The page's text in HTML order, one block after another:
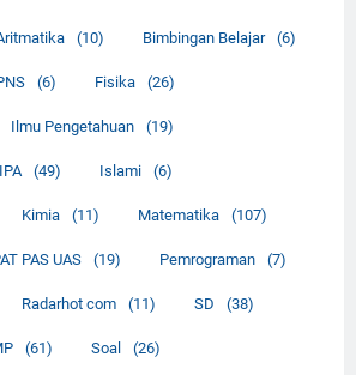
(10) Bimbingan Belajar (6)
(6) Fisika (26)
Ilmu Pengetahuan (19)
IPA (49) Islami (6)
Kimia (11) Matematika (107)
PAS UAS (19) Pemrograman (7)
Radarhot com (11) SD (38)
(61) Soal (26)